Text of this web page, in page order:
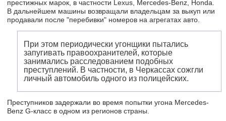
престижных марок, в частности Lexus, Mercedes-Benz, Honda.
В дальнейшем машины возвращали владельцам за выкуп или
продавали после "перебивки" номеров на агрегатах авто.
При этом периодически угонщики пытались
запугивать правоохранителей, которые
занимались расследованием подобных
преступлений. В частности, в Черкассах сожгли
личный автомобиль одного из полицейских.
Преступников задержали во время попытки угона Mercedes-
Benz G-класс в одном из регионов страны.